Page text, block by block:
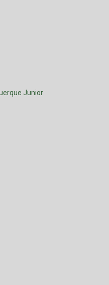
Junior